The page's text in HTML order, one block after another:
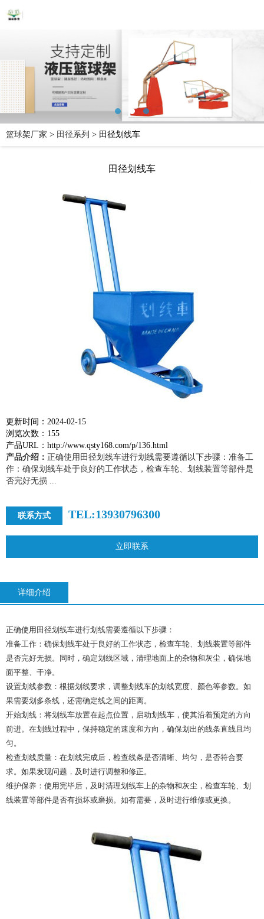
篮球架厂家 > 田径系列 > 田径划线车
田径划线车
更新时间：2024-02-15
浏览次数：155
产品URL：http://www.qsty168.com/p/136.html
产品介绍： 正确使用田径划线车进行划线需要遵循以下步骤：准备工
作：确保划线车处于良好的工作状态，检查车轮、划线装置等部件是
否完好无损 ...
联系方式 TEL:13930796300
立即联系
详细介绍
正确使用田径划线车进行划线需要遵循以下步骤：
准备工作：确保划线车处于良好的工作状态，检查车轮、划线装置等部件
是否完好无损。同时，确定划线区域，清理地面上的杂物和灰尘，确保地
面平整、干净。
设置划线参数：根据划线要求，调整划线车的划线宽度、颜色等参数。如
果需要划多条线，还需确定线之间的距离。
开始划线：将划线车放置在起点位置，启动划线车，使其沿着预定的方向
前进。在划线过程中，保持稳定的速度和方向，确保划出的线条直线且均
匀。
检查划线质量：在划线完成后，检查线条是否清晰、均匀，是否符合要
求。如果发现问题，及时进行调整和修正。
维护保养：使用完毕后，及时清理划线车上的杂物和灰尘，检查车轮、划
线装置等部件是否有损坏或磨损。如有需要，及时进行维修或更换。